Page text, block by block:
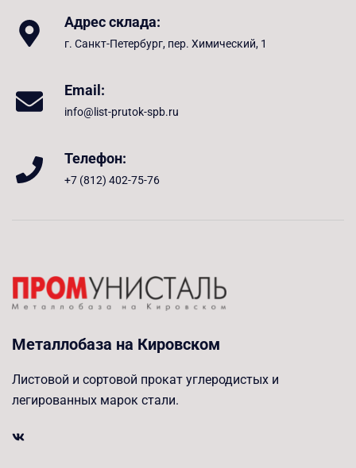
Адрес склада:
г. Санкт-Петербург, пер. Химический, 1
Email:
info@list-prutok-spb.ru
Телефон:
+7 (812) 402-75-76
Металлобаза на Кировском
Листовой и сортовой прокат углеродистых и
легированных марок стали.